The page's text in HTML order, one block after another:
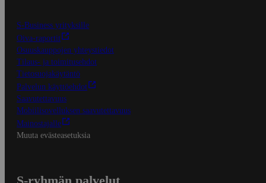
S-Business yrityksille
Oiva-raportit
Osuuskauppojen yhteystiedot
Tilaus- ja toimitusehdot
Tietosuojakäytäntö
Palvelun käyttöehdot
Saavutettavuus
Mobiilisovelluksen saavutettavuus
Mainostajalle
Muuta evästeasetuksia